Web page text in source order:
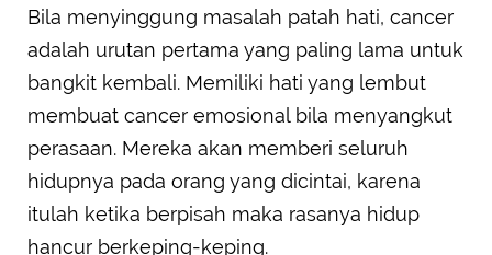
Bila menyinggung masalah patah hati, cancer
adalah urutan pertama yang paling lama untuk
bangkit kembali. Memiliki hati yang lembut
membuat cancer emosional bila menyangkut
perasaan. Mereka akan memberi seluruh
hidupnya pada orang yang dicintai, karena
itulah ketika berpisah maka rasanya hidup
hancur berkeping-keping.